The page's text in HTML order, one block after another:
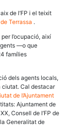
de l’FP i el teixit
Terrassa .
l’ocupació, així
—o que
famílies
dels agents locals,
ciutat. Cal destacar
de l’Ajuntament
Ajuntament de
Consell de l’FP de
Generalitat de